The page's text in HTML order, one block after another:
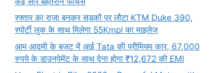
रफ्तार का राजा बनकर सड़कों पर लौटा KTM Duke 390,
स्पोर्टी लुक के साथ मिलेगा 55Kmpl का माइलेज
आम आदमी के बजट में आई Tata की प्रीमियम कार, 67,000
रुपये के डाउनपेमेंट के साथ देना होगा ₹12,672 की EMI